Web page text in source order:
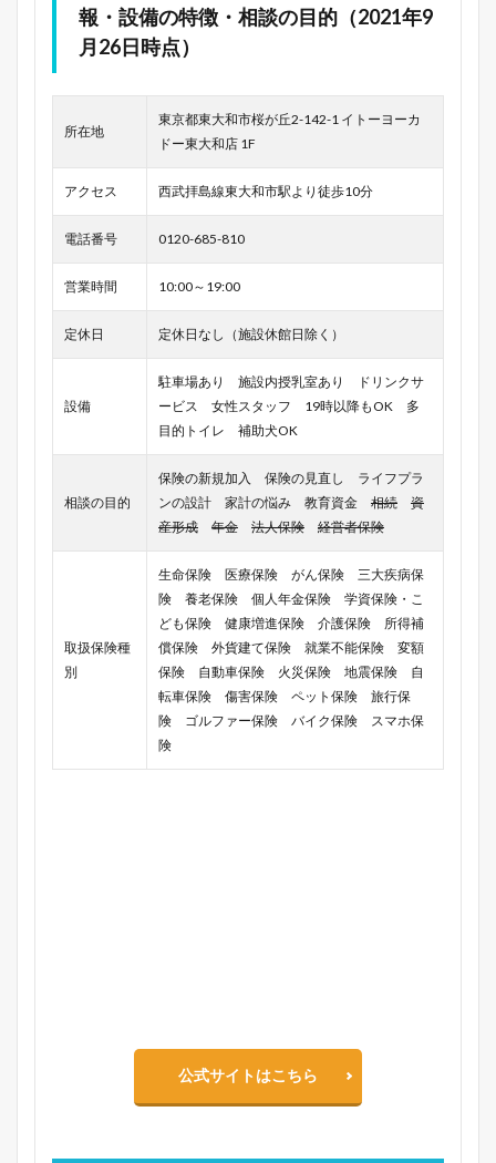
報・設備の特徴・相談の目的（2021年9
月26日時点）
所在地
東京都東大和市桜が丘2-142-1 イトーヨーカ
ドー東大和店 1F
アクセス 西武拝島線東大和市駅より徒歩10分
電話番号 0120-685-810
営業時間 10:00～19:00
定休日 定休日なし（施設休館日除く）
設備
駐車場あり 施設内授乳室あり ドリンクサ
ービス 女性スタッフ 19時以降もOK 多
目的トイレ 補助犬OK
相談の目的
保険の新規加入 保険の見直し ライフプラ
ンの設計 家計の悩み 教育資金 相続
資
産形成
年金 法人保険 経営者保険
取扱保険種
別
生命保険 医療保険 がん保険 三大疾病保
険 養老保険 個人年金保険 学資保険・こ
ども保険 健康増進保険 介護保険 所得補
償保険 外貨建て保険 就業不能保険 変額
保険 自動車保険 火災保険 地震保険 自
転車保険 傷害保険 ペット保険 旅行保
険 ゴルファー保険 バイク保険 スマホ保
険
公式サイトはこちら